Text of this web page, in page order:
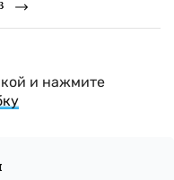
и нажмите